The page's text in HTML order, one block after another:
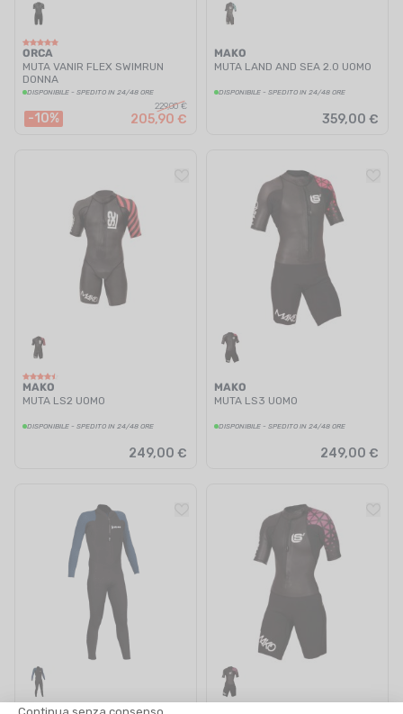
ORCA
MUTA VANIR FLEX SWIMRUN
DONNA
DISPONIBILE - SPEDITO IN 24/48 ORE
-10%
229,00 €
205,90 €
MAKO
MUTA LAND AND SEA 2.0 UOMO
DISPONIBILE - SPEDITO IN 24/48 ORE
359,00 €
MAKO
MUTA LS2 UOMO
DISPONIBILE - SPEDITO IN 24/48 ORE
249,00 €
MAKO
MUTA LS3 UOMO
DISPONIBILE - SPEDITO IN 24/48 ORE
249,00 €